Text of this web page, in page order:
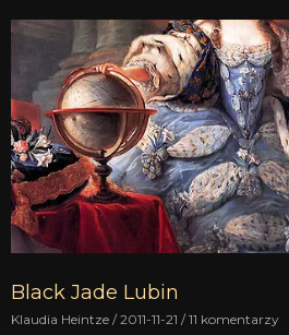
Black Jade Lubin
Klaudia Heintze 2011-11-21 11 komentarzy